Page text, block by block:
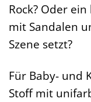
Rock? Oder
mit Sandalen
Szene setzt?
Für Baby- und
Stoff mit